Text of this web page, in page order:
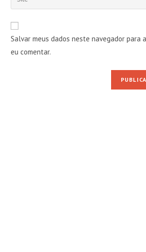
usuário
para
comentar
de
para
comentar
o
do
seu
site
Salvar meus dados neste navegador para
eu comentar.